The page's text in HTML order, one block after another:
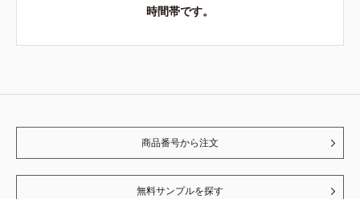
時間帯です。
商品番号から注文
無料サンプルを探す